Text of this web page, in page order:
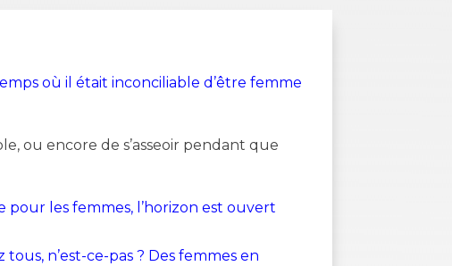
où il était inconciliable d’être femme
ou encore de s’asseoir pendant que
les femmes, l’horizon est ouvert
n’est-ce-pas ? Des femmes en